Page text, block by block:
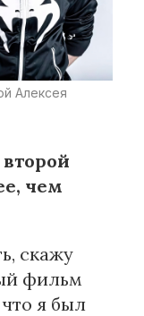
Алексея
чем
скажу
фильм
я был